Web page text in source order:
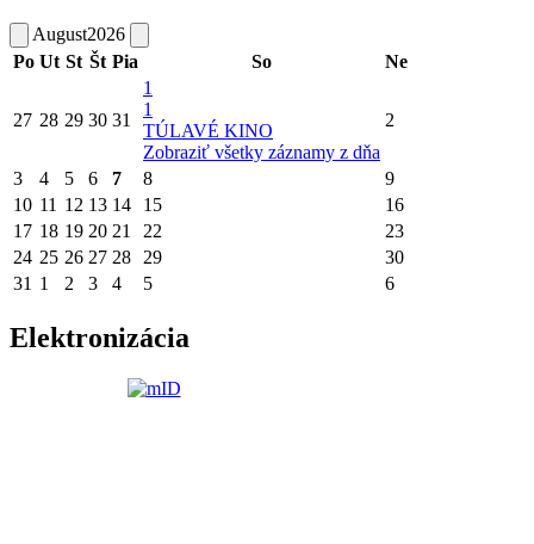
August2026
Po Ut St Št Pia So Ne
27 28 29 30 31
1
1
TÚLAVÉ KINO
Zobraziť všetky záznamy z dňa
2
3 4 5 6 7 8
9
10 11 12 13 14 15
16
17 18 19 20 21 22
23
24 25 26 27 28 29
30
31 1 2 3 4 5 6
Elektronizácia